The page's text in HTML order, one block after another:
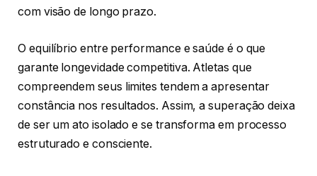
com visão de longo prazo.
O equilíbrio entre performance e saúde é o que
garante longevidade competitiva. Atletas que
compreendem seus limites tendem a apresentar
constância nos resultados. Assim, a superação deixa
de ser um ato isolado e se transforma em processo
estruturado e consciente.